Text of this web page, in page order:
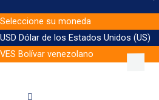
Seleccione su moneda
USD Dólar de los Estados Unidos (US)
VES Bolívar venezolano